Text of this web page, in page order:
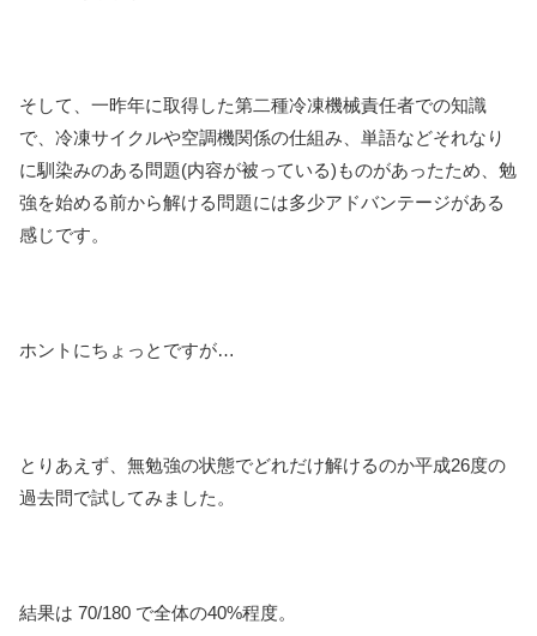
そして、一昨年に取得した第二種冷凍機械責任者での知識
で、冷凍サイクルや空調機関係の仕組み、単語などそれなり
に馴染みのある問題(内容が被っている)ものがあったため、勉
強を始める前から解ける問題には多少アドバンテージがある
感じです。
ホントにちょっとですが…
とりあえず、無勉強の状態でどれだけ解けるのか平成26度の
過去問で試してみました。
結果は 70/180 で全体の40%程度。